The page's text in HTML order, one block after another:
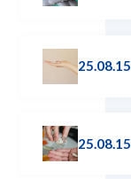
25.08.15
25.08.15